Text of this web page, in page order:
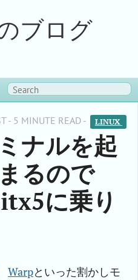
ブログ
- 5 MINUTE READ - LINUX
ナルを起
るので
に乗り
Warpといった割かしモ